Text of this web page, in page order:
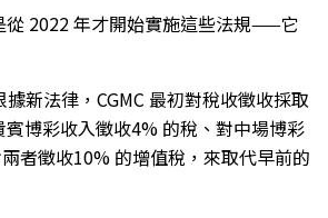
從 2022 年才開始實施這些法規——它
新法律，CGMC 最初對稅收徵收採取
博彩收入徵收4% 的稅、對中場博彩
者徵收10% 的增值稅，來取代早前的